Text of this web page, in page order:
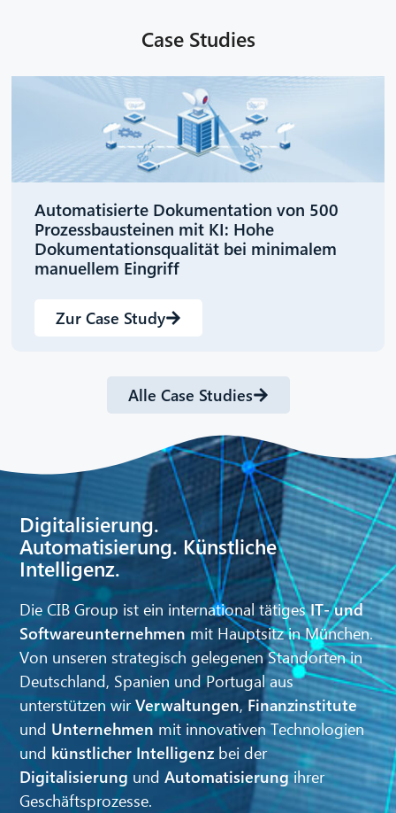
Case Studies
Automatisierte Dokumentation von 500
Prozessbausteinen mit KI: Hohe
Dokumentationsqualität bei minimalem
manuellem Eingriff
Zur Case Study
Alle Case Studies
Digitalisierung.
Automatisierung. Künstliche
Intelligenz.
Die CIB Group ist ein international tätigesIT- und
Softwareunternehmen mit Hauptsitz in München.
Von unseren strategisch gelegenen Standorten in
Deutschland, Spanien und Portugal aus
unterstützen wirVerwaltungen, Finanzinstitute
und Unternehmen mit innovativen Technologien
und künstlicher Intelligenz bei der
Digitalisierung undAutomatisierungihrer
Geschäftsprozesse.